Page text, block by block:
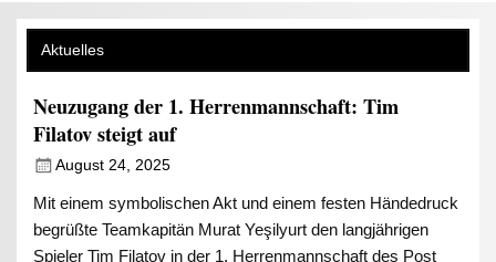
Aktuelles
Neuzugang der 1. Herrenmannschaft: Tim
Filatov steigt auf
August 24, 2025
Mit einem symbolischen Akt und einem festen Händedruck
begrüßte Teamkapitän Murat Yeşilyurt den langjährigen
Spieler Tim Filatov in der 1. Herrenmannschaft des Post